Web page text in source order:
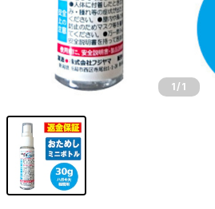
1 /1